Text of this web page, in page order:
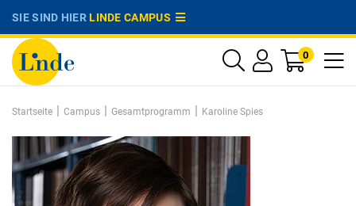
SIE SIND HIERLINDE CAMPUS
0
Startseite | Campus | Gesamtprogramm | Karoline Spies